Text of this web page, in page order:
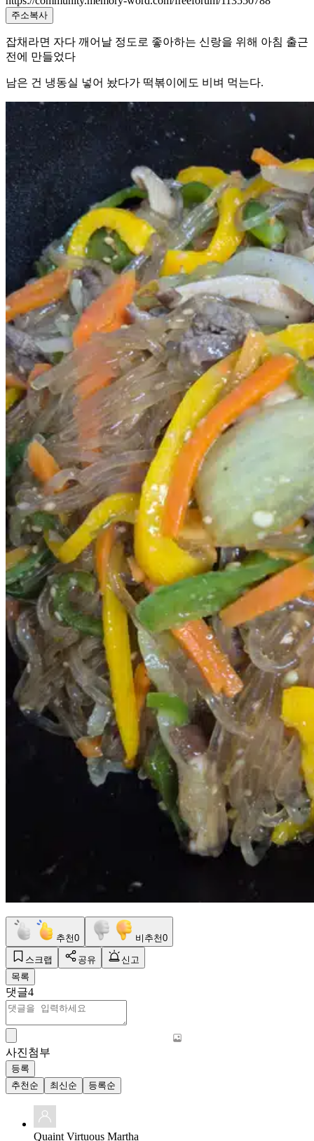
주소복사
잡채라면 자다 깨어날 정도로 좋아하는 신랑을 위해 아침 출근
전에 만들었다
남은 건 냉동실 넣어 놨다가 떡볶이에도 비벼 먹는다.
추천0 비추천0
스크랩 공유
신고
목록
댓글4
사진첨부
등록
추천순
최신순 등록순
Quaint Virtuous Martha